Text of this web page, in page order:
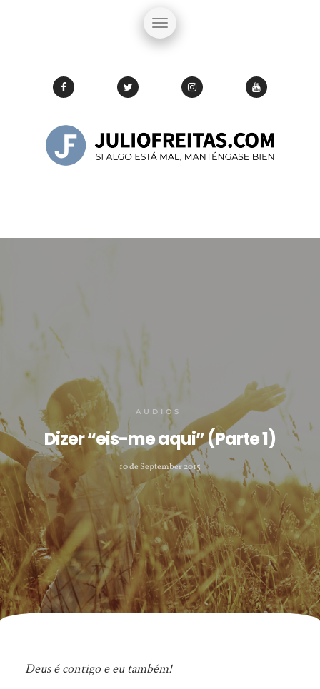
AUDIOS
Dizer “eis-me aqui” (Parte 1)
10 de September 2015
Deus é contigo e eu também!